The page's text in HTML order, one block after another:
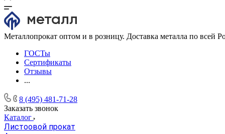
Металлопрокат оптом и в розницу. Доставка металла по всей
ГОСТы
Сертификаты
Отзывы
...
8 (495) 481-71-28
Заказать звонок
Каталог
Листоовой прокат